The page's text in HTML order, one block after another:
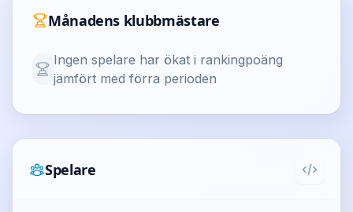
Månadens klubbmästare
Ingen spelare har ökat i rankingpoäng
jämfört med förra perioden
Spelare